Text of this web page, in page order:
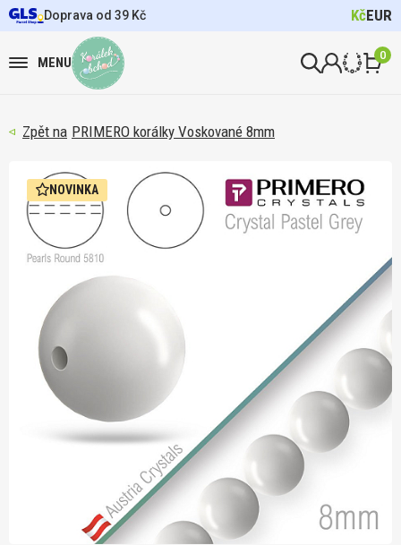
Doprava od 39 Kč KčEUR
MENU 0
PRIMERO korálky Voskované 8mm
NOVINKA